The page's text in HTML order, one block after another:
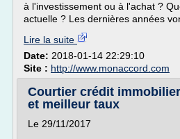
à l'investissement ou à l'achat ?
actuelle ? Les dernières années
Lire la suite
Date: 2018-01-14 22:29:10
Site : http://www.monaccord.com
Courtier crédit
et meilleur taux
Le 29/11/2017